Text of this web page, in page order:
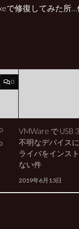
で修復してみた所
0
VMWare で USB
不明なデバイス
ライバをインス
ない件
2019年6月13日